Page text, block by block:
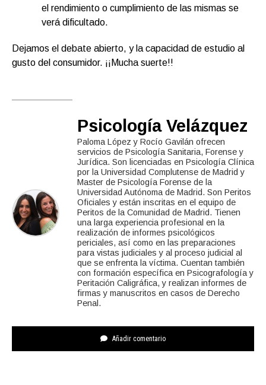
el rendimiento o cumplimiento de las mismas se
verá dificultado.
Dejamos el debate abierto, y la capacidad de estudio al
gusto del consumidor. ¡¡Mucha suerte!!
Psicología Velázquez
Paloma López y Rocío Gavilán ofrecen
servicios de Psicología Sanitaria, Forense y
Jurídica. Son licenciadas en Psicología Clínica
por la Universidad Complutense de Madrid y
Master de Psicología Forense de la
Universidad Autónoma de Madrid. Son Peritos
Oficiales y están inscritas en el equipo de
Peritos de la Comunidad de Madrid. Tienen
una larga experiencia profesional en la
realización de informes psicológicos
periciales, así como en las preparaciones
para vistas judiciales y al proceso judicial al
que se enfrenta la víctima. Cuentan también
con formación específica en Psicografología y
Peritación Caligráfica, y realizan informes de
firmas y manuscritos en casos de Derecho
Penal.
Añadir comentario